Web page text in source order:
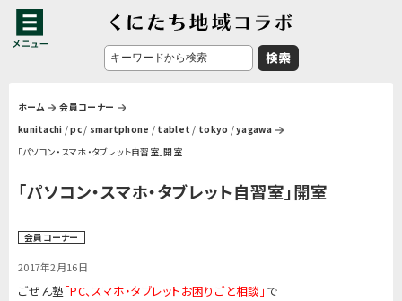
ホーム
会員コーナー
kunitachi /pc/ smartphone / tablet / tokyo /yagawa
「パソコン・スマホ・タブレット自習室」開室
「パソコン・スマホ・タブレット自習室」開室
会員コーナー
2017年2月16日
ごぜん塾「PC、スマホ・タブレットお困りごと相談」 で